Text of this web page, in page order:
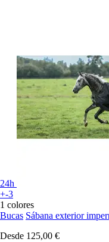
24h
+-3
1 colores
Bucas Sábana exterior
Desde 125,00 €